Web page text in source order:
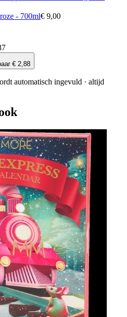
- 700ml€ 9,00
€ 2,88
automatisch ingevuld · altijd